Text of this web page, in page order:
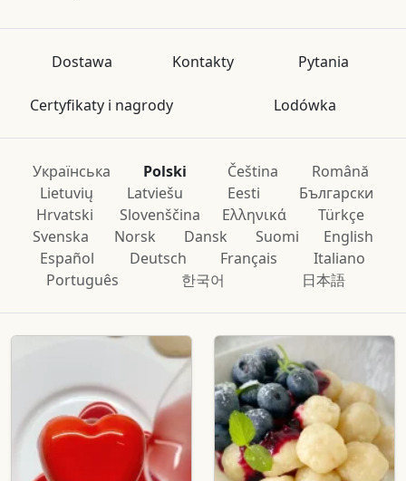
Dostawa Kontakty Pytania
Certyfikaty i nagrody Lodówka
Українська Polski Čeština
Română
Lietuvių
Latviešu Eesti
Български
Hrvatski
Slovenščina Ελληνικά
Türkçe
Svenska
Norsk Dansk Suomi
English
Español
Deutsch Français
Italiano
Português
한국어 日本語